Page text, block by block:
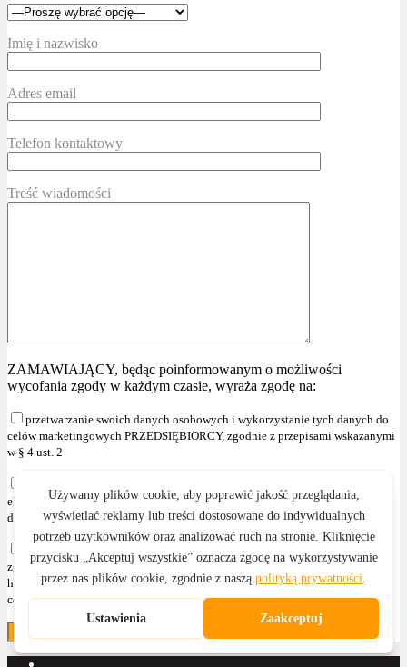
Imię i nazwisko
Adres email
Telefon kontaktowy
Treść wiadomości
ZAMAWIAJĄCY, będąc poinformowanym o możliwości
wycofania zgody w każdym czasie, wyraża zgodę na:
przetwarzanie swoich danych osobowych i wykorzystanie tych danych do
celów marketingowych PRZEDSIĘBIORCY, zgodnie z przepisami wskazanymi
w § 4 ust. 2
elektronicznej, zgodnie z ustawą z dnia 18 lipca 2002r. o świadczeniu usług
drogą elektroniczną (Dz. U. z 2020r. poz. 344 z późniejszymi zmianami )
przetwarzanie swoich danych osobowych i wykorzystanie tych danych,
zgodnie z przepisami wskazanymi w § 4 ust. 2 , w celu przesyłania informacji
handlowych oraz używania telekomunikacyjnych urządzeń końcowych dla
celów marketingu bezpośredniego."